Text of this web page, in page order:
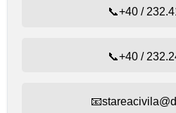
📞+40 /
📞+40 /